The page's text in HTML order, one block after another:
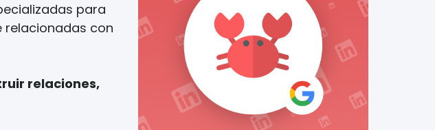
para
con
relaciones,